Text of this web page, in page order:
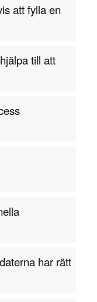
att fylla en
till att
har rätt